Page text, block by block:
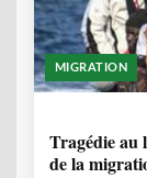
MIGRATION
Tragédie au
de la